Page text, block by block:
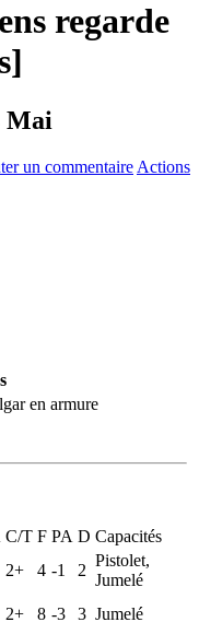
regarde
Mai
un commentaire Actions
en armure
C/T F PA D Capacités
2+ 4 -1 2
Pistolet,
Jumelé
2+ 8 -3 3 Jumelé